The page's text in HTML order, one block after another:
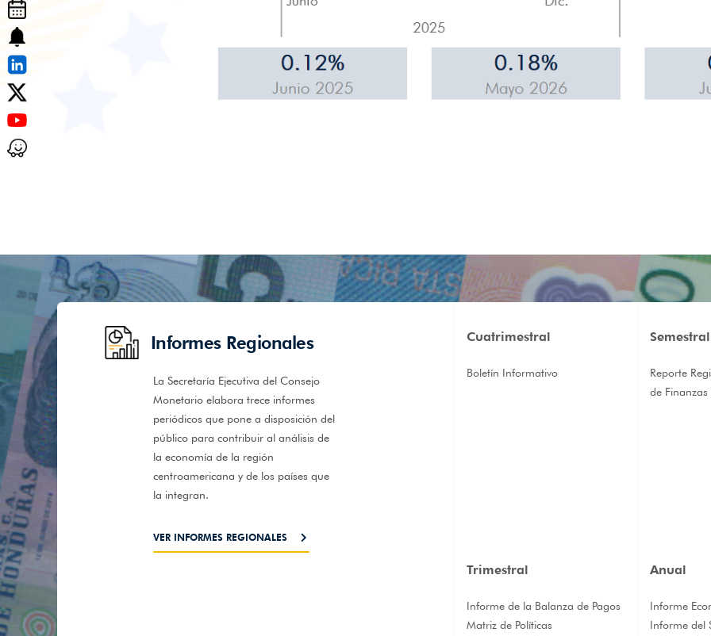
Calendario de actividades
Suscribase al boletín
Síguenos en LinkedIn
Encuéntranos en X
Encuéntranos en Youtube
Encuéntranos en Waze
Informes Regionales
La Secretaría Ejecutiva del Consejo
Monetario elabora trece informes
periódicos que pone a disposición del
público para contribuir al análisis de
la economía de la región
centroamericana y de los países que
la integran.
VER INFORMES REGIONALES
Cuatrimestral
Boletín Informativo
Semestral
Reporte
de Finanzas
Trimestral
Informe de la Balanza de Pagos
Matriz de Políticas
Anual
Informe
Informe del